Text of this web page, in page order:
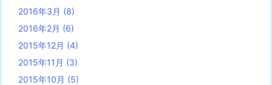
2016年3月 (8)
2016年2月 (6)
2015年12月 (4)
2015年11月 (3)
2015年10月 (5)